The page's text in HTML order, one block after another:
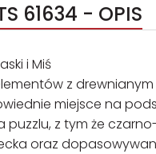
61634 - OPIS
i Miś
z
miejsce na
z tym że
oraz